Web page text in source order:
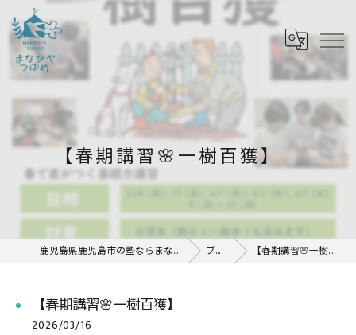
【春期講習🌸一樹百獲】
鹿児島県鹿児島市の塾ならまなびや つばめ ブログ 【春期講習🌸一樹百獲】
【春期講習🌸一樹百獲】
2026/03/16